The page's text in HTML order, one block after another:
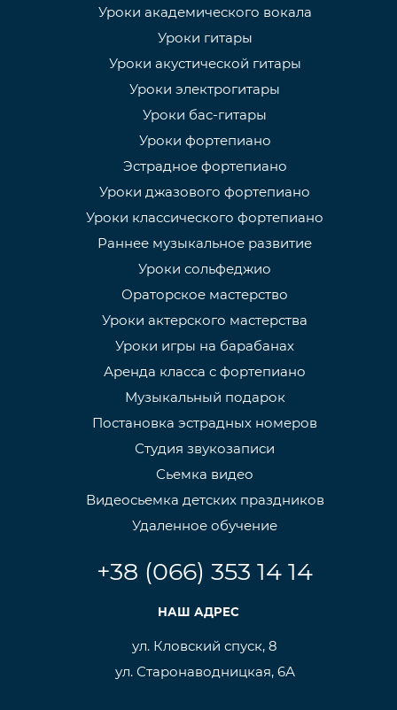
Уроки академического вокала
Уроки гитары
Уроки акустической гитары
Уроки электрогитары
Уроки бас-гитары
Уроки фортепиано
Эстрадное фортепиано
Уроки джазового фортепиано
Уроки классического фортепиано
Раннее музыкальное развитие
Уроки сольфеджио
Ораторское мастерство
Уроки актерского мастерства
Уроки игры на барабанах
Аренда класса с фортепиано
Музыкальный подарок
Постановка эстрадных номеров
Студия звукозаписи
Сьемка видео
Видеосьемка детских праздников
Удаленное обучение
+38 (066) 353 14 14
НАШ АДРЕС
ул. Кловский спуск, 8
ул. Старонаводницкая, 6А